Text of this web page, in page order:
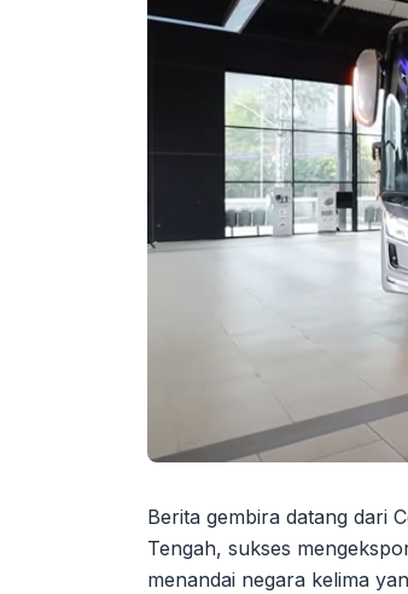
Berita gembira datang dari
Tengah, sukses
menandai negara kelima